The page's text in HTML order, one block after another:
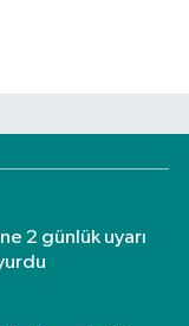
2 günlük uyarı